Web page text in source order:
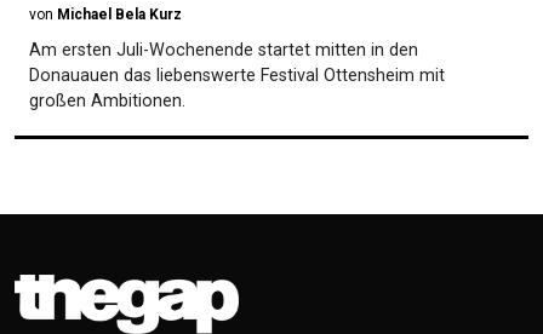
von Michael Bela Kurz
Am ersten Juli-Wochenende startet mitten in den
Donauauen das liebenswerte Festival Ottensheim mit
großen Ambitionen.